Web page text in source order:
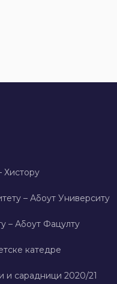
Хисторy
– Абоут Университy
– Абоут Фацултy
катедре
и сарадници 2020/21